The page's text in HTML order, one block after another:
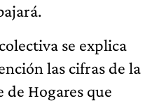
se explica
las cifras de la
de Hogares que